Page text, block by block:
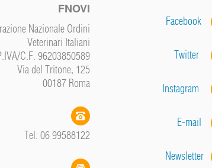
FNOVI
Nazionale Ordini
Veterinari Italiani
C.F. 96203850589
Via del Tritone, 125
00187 Roma
Tel: 06 99588122
Facebook
Twitter
Instagram
E-mail
Newsletter